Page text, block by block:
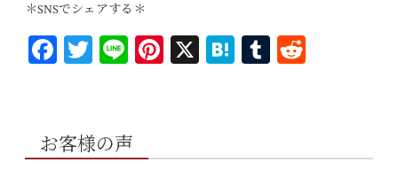
＊SNSでシェアする＊
Fa
ok
T
er
Li Pi
t
X H T
r
お客様の声